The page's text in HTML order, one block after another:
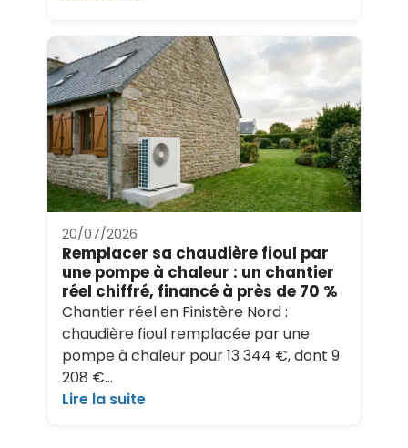
20/07/2026
Remplacer sa chaudière fioul par
une pompe à chaleur : un chantier
réel chiffré, financé à près de 70 %
Chantier réel en Finistère Nord :
chaudière fioul remplacée par une
pompe à chaleur pour 13 344 €, dont 9
208 €…
Lire la suite